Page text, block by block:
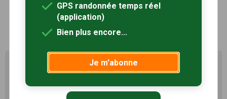
Profitez au maximum de
Sentiers en France avec rando
+
GPS randonnée temps réel
(application)
Bien plus encore...
Je m'abonne